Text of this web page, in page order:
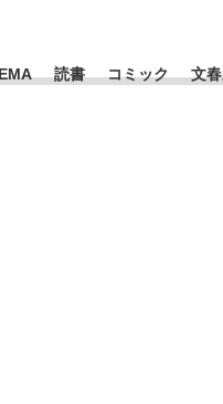
読書 コミック 文